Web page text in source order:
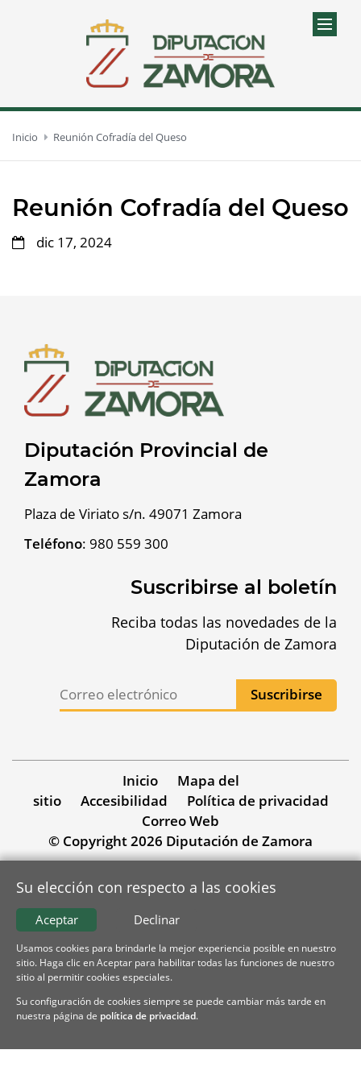
Inicio Reunión Cofradía del Queso
Reunión Cofradía del Queso
dic 17, 2024
Diputación Provincial de
Zamora
Plaza de Viriato s/n. 49071 Zamora
Teléfono: 980 559 300
Suscribirse al boletín
Reciba todas las novedades de la
Diputación de Zamora
Inicio
Mapa del
sitio
Accesibilidad
Política de privacidad
Correo Web
© Copyright 2026 Diputación de Zamora
Su elección con respecto a las cookies
Declinar
Aceptar
Usamos cookies para brindarle la mejor experiencia posible en nuestro
sitio. Haga clic en Aceptar para habilitar todas las funciones de nuestro
sitio al permitir cookies especiales.
Su configuración de cookies siempre se puede cambiar más tarde en
nuestra página de política de privacidad.